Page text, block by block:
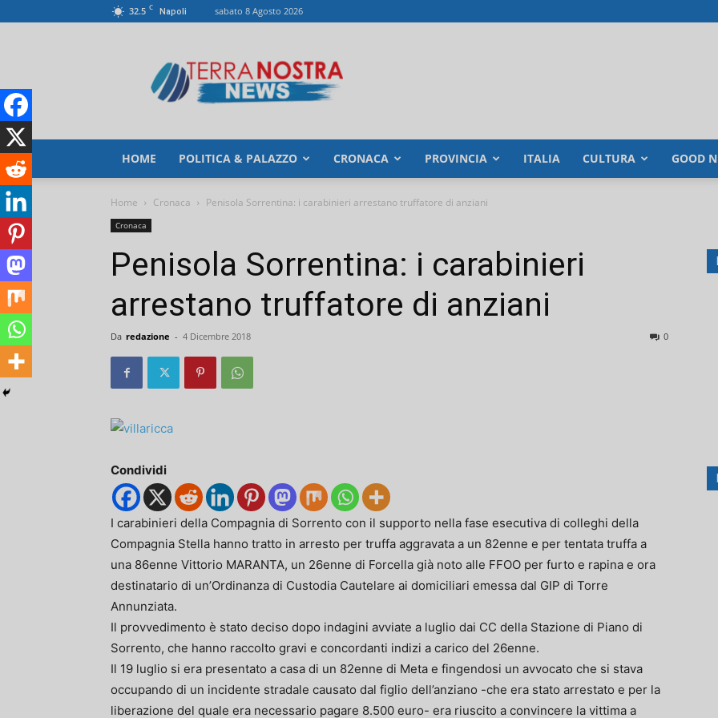
32.5 C Napoli sabato 8 Agosto 2026
HOME POLITICA & PALAZZO CRONACA PROVINCIA ITALIA CULTURA GOOD
Home Cronaca Penisola Sorrentina: i carabinieri arrestano truffatore di anziani
Cronaca
Penisola Sorrentina: i carabinieri
arrestano truffatore di anziani
Da redazione - 4 Dicembre 2018 0
Condividi
I carabinieri della Compagnia di Sorrento con il supporto nella fase esecutiva di colleghi della
Compagnia Stella hanno tratto in arresto per truffa aggravata a un 82enne e per tentata truffa a
una 86enne Vittorio MARANTA, un 26enne di Forcella già noto alle FFOO per furto e rapina e ora
destinatario di un’Ordinanza di Custodia Cautelare ai domiciliari emessa dal GIP di Torre
Annunziata.
Il provvedimento è stato deciso dopo indagini avviate a luglio dai CC della Stazione di Piano di
Sorrento, che hanno raccolto gravi e concordanti indizi a carico del 26enne.
Il 19 luglio si era presentato a casa di un 82enne di Meta e fingendosi un avvocato che si stava
occupando di un incidente stradale causato dal figlio dell’anziano -che era stato arrestato e per la
liberazione del quale era necessario pagare 8.500 euro- era riuscito a convincere la vittima a